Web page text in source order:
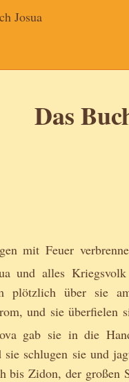
Das
mit Feuer
und alles
plötzlich über sie
und sie überfielen
gab sie in die
sie schlugen sie und
bis Zidon, der großen
Josua